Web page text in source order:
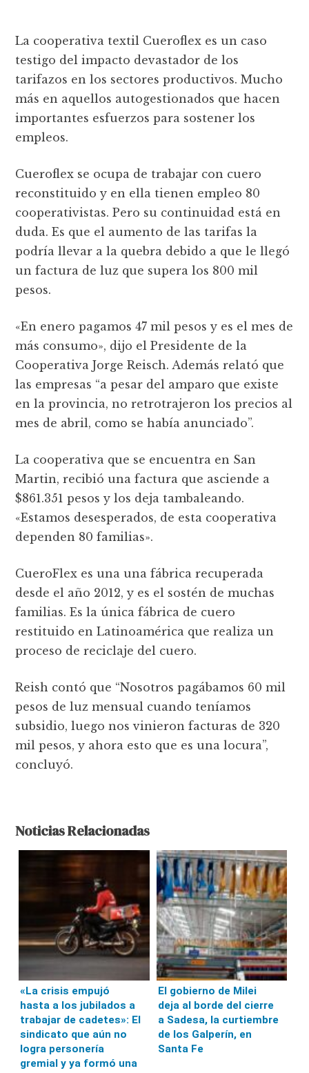
La cooperativa textil Cueroflex es un caso
testigo del impacto devastador de los
tarifazos en los sectores productivos. Mucho
más en aquellos autogestionados que hacen
importantes esfuerzos para sostener los
empleos.
Cueroflex se ocupa de trabajar con cuero
reconstituido y en ella tienen empleo 80
cooperativistas. Pero su continuidad está en
duda. Es que el aumento de las tarifas la
podría llevar a la quebra debido a que le llegó
un factura de luz que supera los 800 mil
pesos.
«En enero pagamos 47 mil pesos y es el mes de
más consumo», dijo el Presidente de la
Cooperativa Jorge Reisch. Además relató que
las empresas “a pesar del amparo que existe
en la provincia, no retrotrajeron los precios al
mes de abril, como se había anunciado”.
La cooperativa que se encuentra en San
Martin, recibió una factura que asciende a
$861.351 pesos y los deja tambaleando.
«Estamos desesperados, de esta cooperativa
dependen 80 familias».
CueroFlex es una una fábrica recuperada
desde el año 2012, y es el sostén de muchas
familias. Es la única fábrica de cuero
restituido en Latinoamérica que realiza un
proceso de reciclaje del cuero.
Reish contó que “Nosotros pagábamos 60 mil
pesos de luz mensual cuando teníamos
subsidio, luego nos vinieron facturas de 320
mil pesos, y ahora esto que es una locura”,
concluyó.
Noticias Relacionadas
«La crisis empujó
hasta a los jubilados a
trabajar de cadetes»: El
sindicato que aún no
logra personería
gremial y ya formó una
El gobierno de Milei
deja al borde del cierre
a Sadesa, la curtiembre
de los Galperín, en
Santa Fe